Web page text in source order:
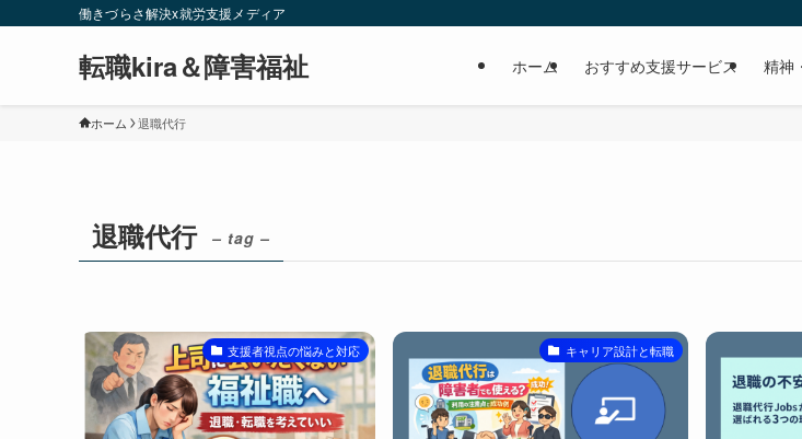
働きづらさ解決x就労支援メディア
転職kira＆障害福祉 ホーム おすすめ支援サービス 精神
ホーム 退職代行
退職代行 – tag –
支援者視点の悩みと対応 キャリア設計と転職